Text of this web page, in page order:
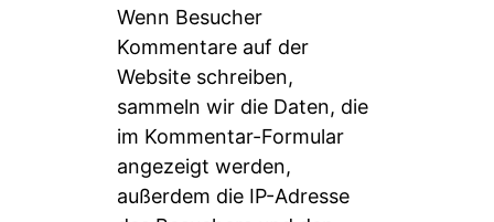
Wenn Besucher
Kommentare auf der
Website schreiben,
sammeln wir die Daten, die
im Kommentar-Formular
angezeigt werden,
außerdem die IP-Adresse